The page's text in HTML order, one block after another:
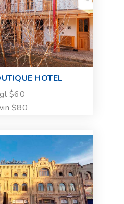
HOTEL
$60
$80